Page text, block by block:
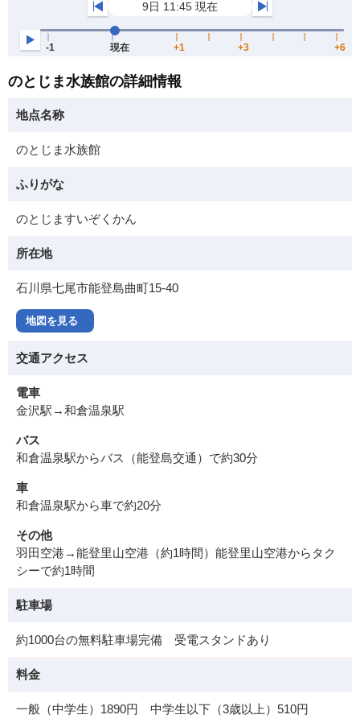
のとじま水族館の詳細情報
地点名称
のとじま水族館
ふりがな
のとじますいぞくかん
所在地
石川県七尾市能登島曲町15-40
地図を見る
交通アクセス
電車
金沢駅→和倉温泉駅
バス
和倉温泉駅からバス（能登島交通）で約30分
車
和倉温泉駅から車で約20分
その他
羽田空港→能登里山空港（約1時間）能登里山空港からタク
シーで約1時間
駐車場
約1000台の無料駐車場完備 受電スタンドあり
料金
一般（中学生）1890円 中学生以下（3歳以上）510円